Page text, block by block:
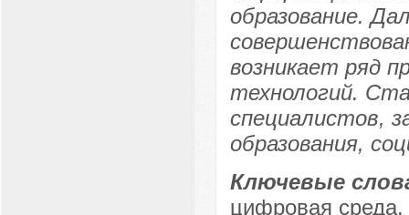
образование.
возникает ряд
технологий.
специалистов,
образования,
Ключевые
цифровая